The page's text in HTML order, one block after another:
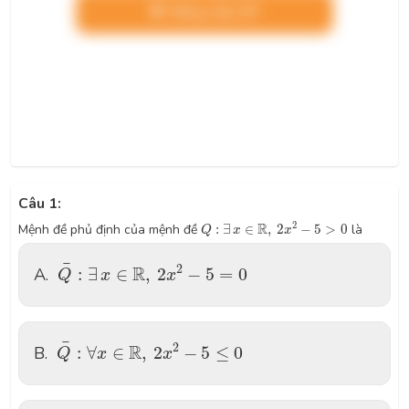
Câu 1:
Mệnh đề phủ định của mệnh đề Q : ∃ x ∈ R, 2x2 − 5 > 0
Q x 2x 2− 5> là
A. ¯
Q : ∃ x ∈ R, 2x2 − 5 = 0
Q ∃x ,2 2 −5 0
B. ¯
Q : ∀x ∈ R, 2x2 − 5 ≤ 0
Q ∀x R,2 x2 −5 0